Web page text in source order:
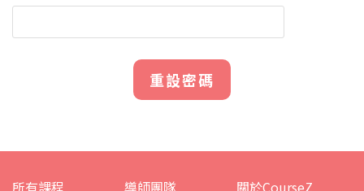
重設密碼
所有課程
導師團隊
關於CourseZ